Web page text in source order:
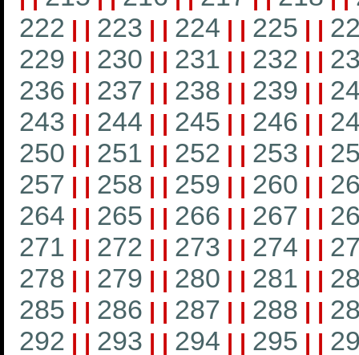
222 | | 223 | | 224 | | 225 | |
229 | | 230 | | 231 | | 232 | |
236 | | 237 | | 238 | | 239 | |
243 | | 244 | | 245 | | 246 | |
250 | | 251 | | 252 | | 253 | |
257 | | 258 | | 259 | | 260 | |
264 | | 265 | | 266 | | 267 | |
271 | | 272 | | 273 | | 274 | |
278 | | 279 | | 280 | | 281 | |
285 | | 286 | | 287 | | 288 | |
292 | | 293 | | 294 | | 295 | |